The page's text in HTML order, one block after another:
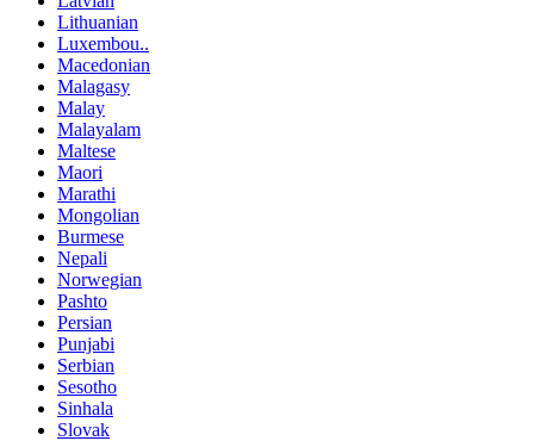
Lithuanian
Luxembou..
Macedonian
Malagasy
Malay
Malayalam
Maltese
Maori
Marathi
Mongolian
Burmese
Nepali
Norwegian
Pashto
Persian
Punjabi
Serbian
Sesotho
Sinhala
Slovak